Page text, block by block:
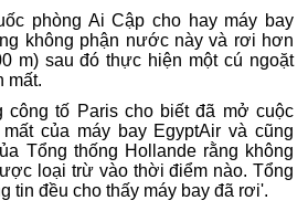
phòng Ai Cập cho hay máy bay
không phận nước này và rơi hơn
m) sau đó thực hiện một cú ngoặt
mất.
công tố Paris cho biết đã mở cuộc
của máy bay EgyptAir và cũng
Tổng thống Hollande rằng không
loại trừ vào thời điểm nào. Tổng
tin đều cho thấy máy bay đã rơi'.